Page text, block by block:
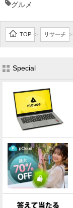
グルメ
TOP > リサーチ >
Special